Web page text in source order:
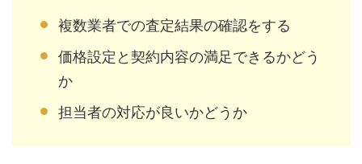
複数業者での査定結果の確認をする
価格設定と契約内容の満足できるかどう
か
担当者の対応が良いかどうか